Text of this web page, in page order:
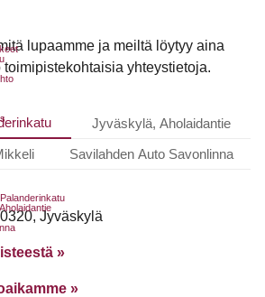
lupaamme ja meiltä löytyy aina
yhteystietoja.
Jyväskylä, Aholaidantie
Savilahden Auto Savonlinna
Jyväskylä
»
»